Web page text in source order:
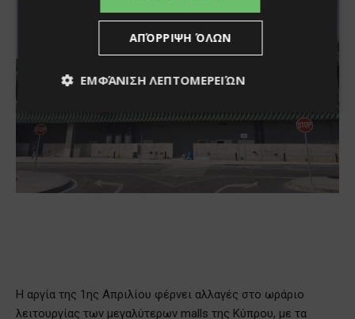
ΑΠΌΡΡΙΨΗ ΌΛΩΝ
ΕΜΦΆΝΙΣΗ ΛΕΠΤΟΜΕΡΕΙΏΝ